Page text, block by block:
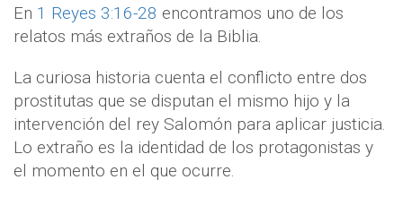
En 1 Reyes 3:16-28 encontramos uno de los
relatos más extraños de la Biblia.
La curiosa historia cuenta el conflicto entre dos
prostitutas que se disputan el mismo hijo y la
intervención del rey Salomón para aplicar justicia.
Lo extraño es la identidad de los protagonistas y
el momento en el que ocurre.